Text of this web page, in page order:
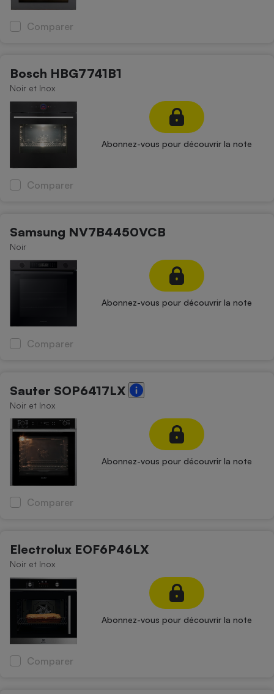
Comparer
Bosch HBG7741B1
Noir et Inox
Abonnez-vous pour découvrir la note
Comparer
Samsung NV7B4450VCB
Noir
Abonnez-vous pour découvrir la note
Comparer
Sauter SOP6417LX
Noir et Inox
Abonnez-vous pour découvrir la note
Comparer
Electrolux EOF6P46LX
Noir et Inox
Abonnez-vous pour découvrir la note
Comparer